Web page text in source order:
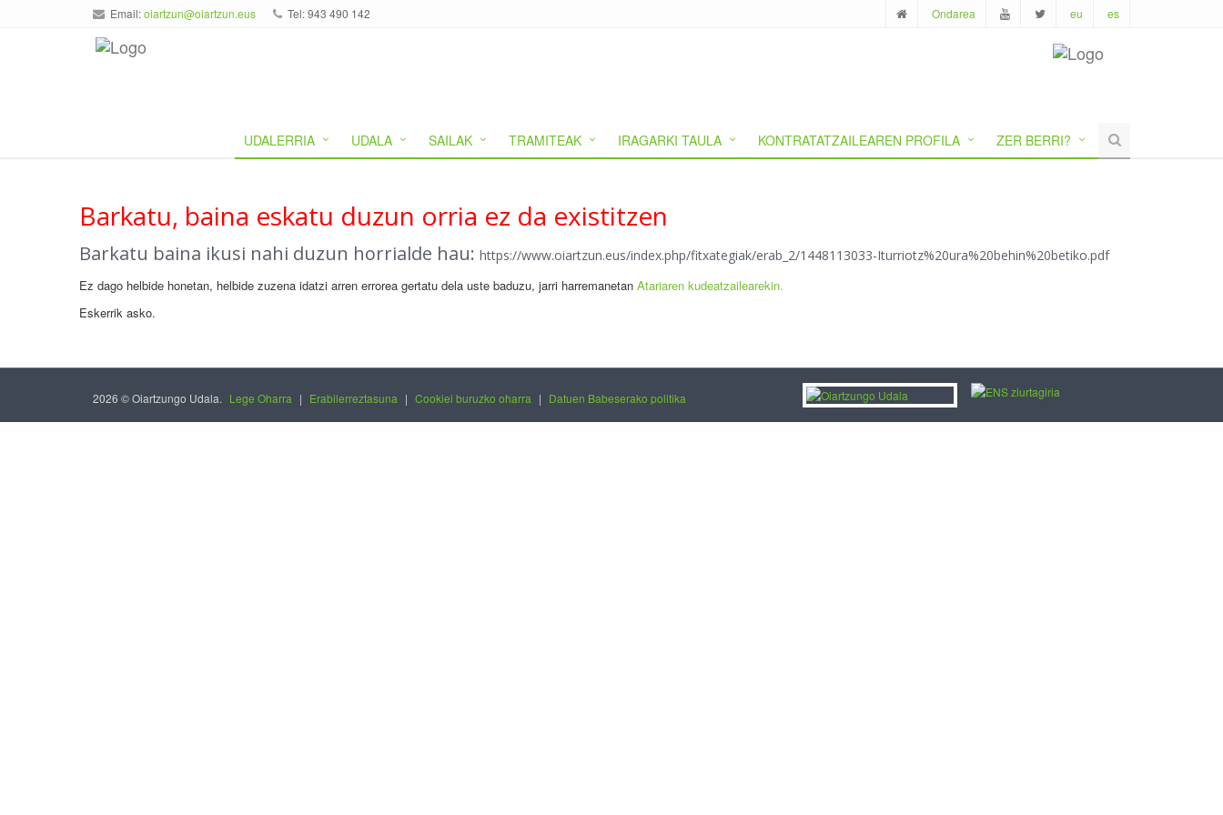
Email:oiartzun@oiartzun.eus Tel: 943 490 142 Ondarea eu es
UDALERRIA UDALA SAILAK TRAMITEAK IRAGARKI TAULA KONTRATATZAILEAREN PROFILA ZER BERRI?
Barkatu, baina eskatu duzun orria ez da existitzen
Barkatu baina ikusi nahi duzun horrialde hau: https://www.oiartzun.eus/index.php/fitxategiak/erab_2/1448113033-Iturriotz%20ura%20behin%20betiko.pdf
Ez dago helbide honetan, helbide zuzena idatzi arren errorea gertatu dela uste baduzu, jarri harremanetan Atariaren kudeatzailearekin.
Eskerrik asko.
2026 © Oiartzungo Udala. Lege Oharra | Erabilerreztasuna | Cookiei buruzko oharra | Datuen Babeserako politika